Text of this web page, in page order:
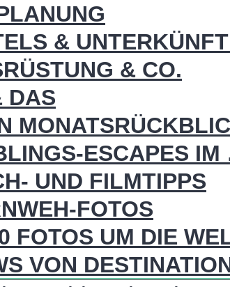
&
& CO.
DAS
ESCAPES
UND FILMTIPPS
FOTOS
FOTOS UM DIE
VON